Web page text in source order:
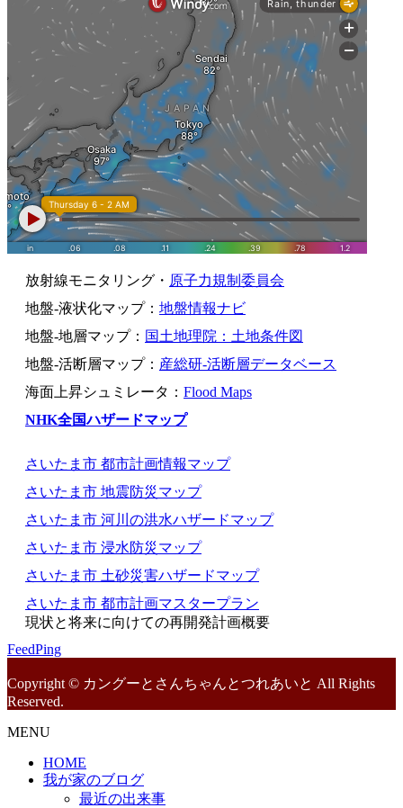
放射線モニタリング・ 原子力規制委員会
地盤-液状化マップ： 地盤情報ナビ
地盤-地層マップ： 国土地理院：土地条件図
地盤-活断層マップ： 産総研-活断層データベース
海面上昇シュミレータ： Flood Maps
NHK全国ハザードマップ
さいたま市 都市計画情報マップ
さいたま市 地震防災マップ
さいたま市 河川の洪水ハザードマップ
さいたま市 浸水防災マップ
さいたま市 土砂災害ハザードマップ
さいたま市 都市計画マスタープラン
現状と将来に向けての再開発計画概要
FeedPing
Copyright © カングーとさんちゃんとつれあいと All Rights
Reserved.
MENU
HOME
我が家のブログ
最近の出来事